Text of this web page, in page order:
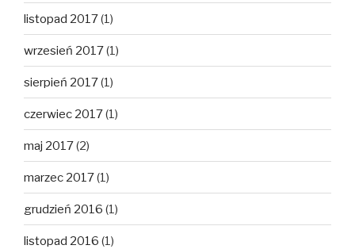
listopad 2017(1)
wrzesień 2017(1)
sierpień 2017(1)
czerwiec 2017(1)
maj 2017(2)
marzec 2017(1)
grudzień 2016 (1)
listopad 2016 (1)